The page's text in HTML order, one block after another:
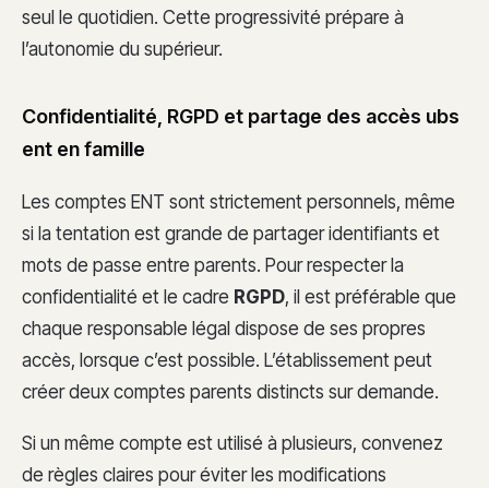
seul le quotidien. Cette progressivité prépare à
l’autonomie du supérieur.
Confidentialité, RGPD et partage des accès ubs
ent en famille
Les comptes ENT sont strictement personnels, même
si la tentation est grande de partager identifiants et
mots de passe entre parents. Pour respecter la
confidentialité et le cadre RGPD, il est préférable que
chaque responsable légal dispose de ses propres
accès, lorsque c’est possible. L’établissement peut
créer deux comptes parents distincts sur demande.
Si un même compte est utilisé à plusieurs, convenez
de règles claires pour éviter les modifications